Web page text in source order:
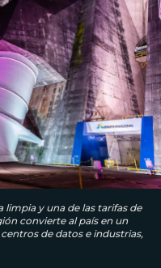
y una de las tarifas de
convierte al país en un
de datos e industrias,